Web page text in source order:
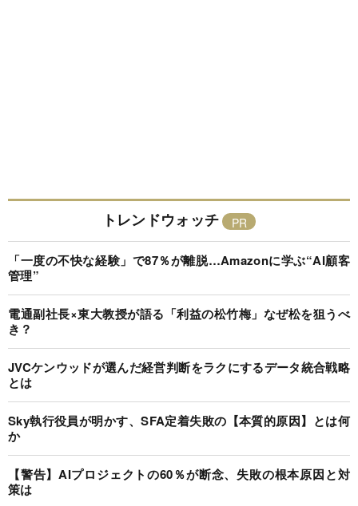
トレンドウォッチ
「一度の不快な経験」で87％が離脱…Amazonに学ぶ“AI顧客
管理”
電通副社長×東大教授が語る「利益の松竹梅」なぜ松を狙うべ
き？
JVCケンウッドが選んだ経営判断をラクにするデータ統合戦略
とは
Sky執行役員が明かす、SFA定着失敗の【本質的原因】とは何
か
【警告】AIプロジェクトの60％が断念、失敗の根本原因と対
策は